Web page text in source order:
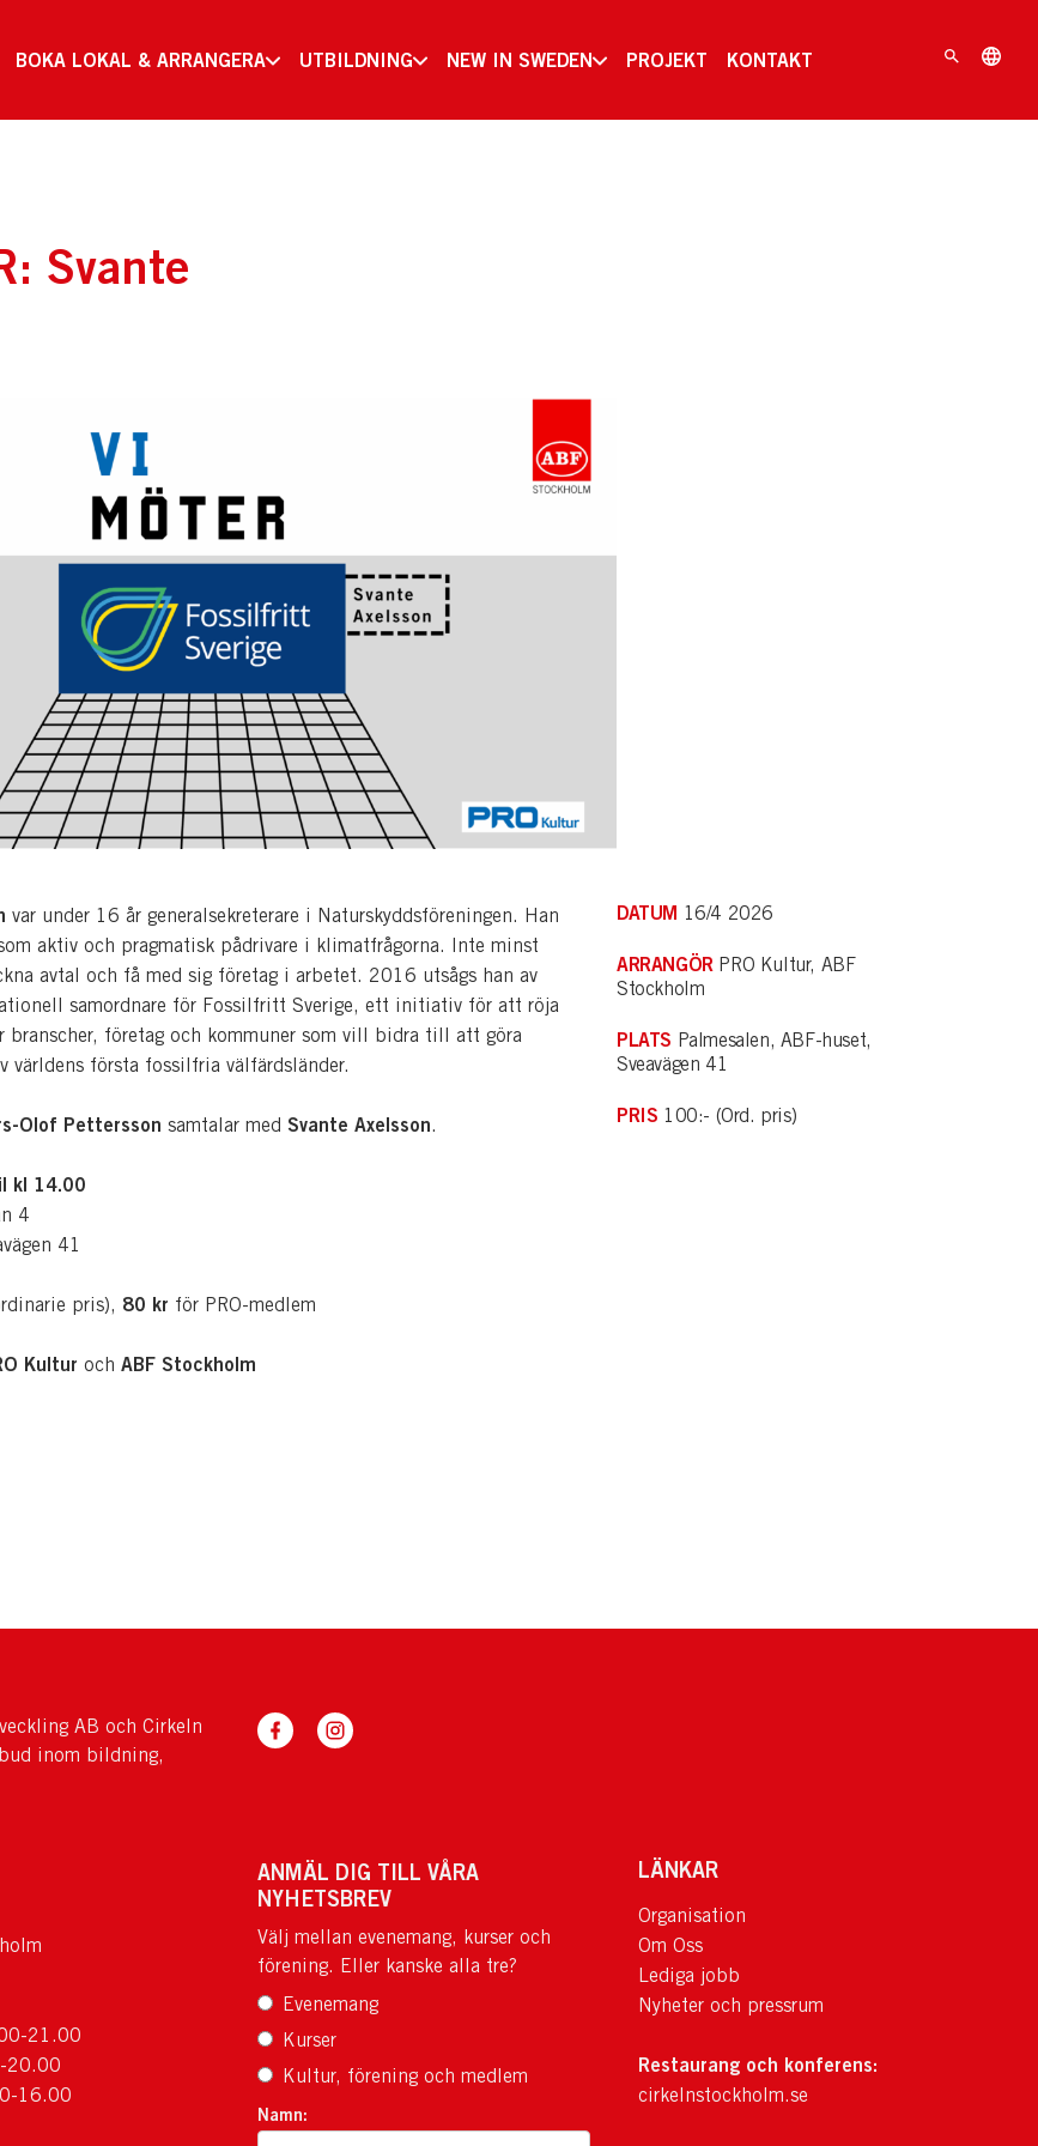
BOKA LOKAL & ARRANGERA UTBILDNING NEW IN SWEDEN PROJEKT KONTAKT
Svante
var under 16 år generalsekreterare i Naturskyddsföreningen. Han
aktiv och pragmatisk pådrivare i klimatfrågorna. Inte minst
avtal och få med sig företag i arbetet. 2016 utsågs han av
samordnare för Fossilfritt Sverige, ett initiativ för att röja
branscher, företag och kommuner som vill bidra till att göra
världens första fossilfria välfärdsländer.
Olof Pettersson samtalar med Svante Axelsson.
kl 14.00
4
41
pris), 80 kr för PRO-medlem
Kultur och ABF Stockholm
DATUM 16/4 2026
ARRANGÖRPRO Kultur, ABF
Stockholm
PLATS Palmesalen, ABF-huset,
Sveavägen 41
PRIS 100:- (Ord. pris)
AB och Cirkeln
inom bildning,
21.00
20.00
16.00
ANMÄL DIG TILL VÅRA
NYHETSBREV
Välj mellan evenemang, kurser och
förening. Eller kanske alla tre?
Evenemang
Kurser
Kultur, förening och medlem
Namn:
LÄNKAR
Organisation
Om Oss
Lediga jobb
Nyheter och pressrum
Restaurang och konferens:
cirkelnstockholm.se